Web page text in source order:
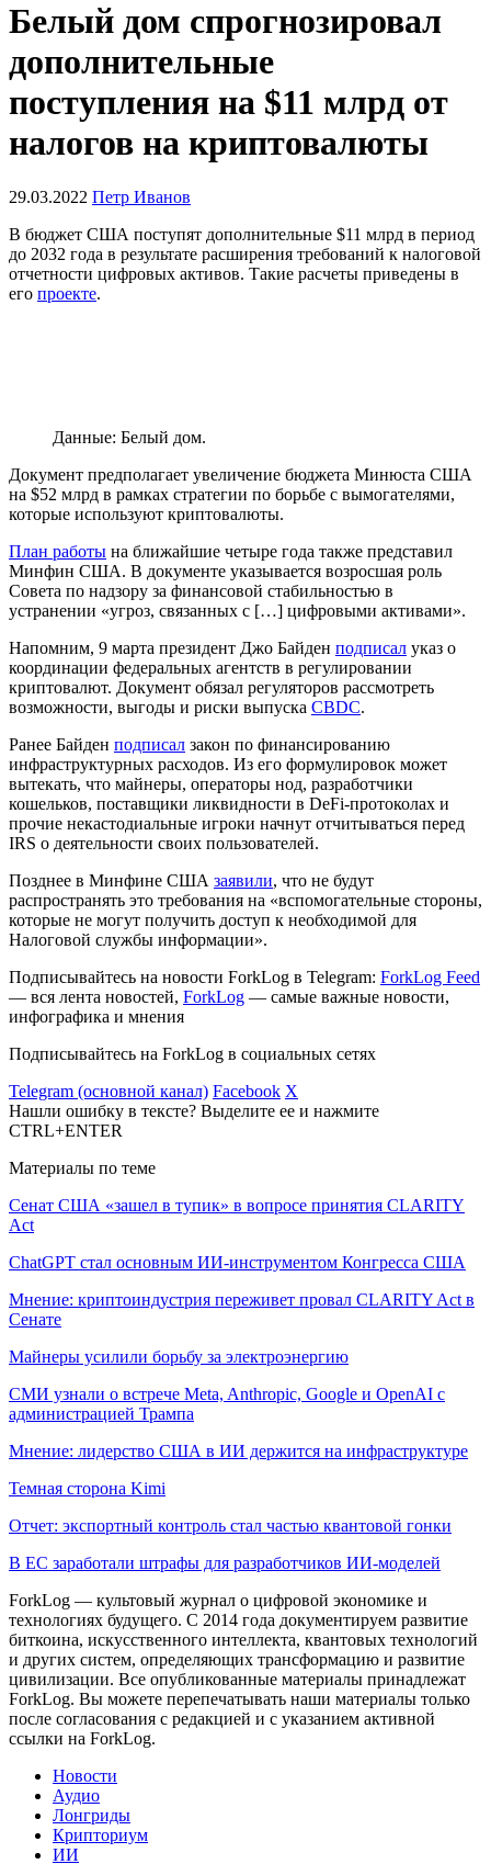
Белый дом спрогнозировал
дополнительные
поступления на $11 млрд от
налогов на криптовалюты
29.03.2022 Петр Иванов
В бюджет США поступят дополнительные $11 млрд в период
до 2032 года в результате расширения требований к налоговой
отчетности цифровых активов. Такие расчеты приведены в
его проекте.
Данные: Белый дом.
Документ предполагает увеличение бюджета Минюста США
на $52 млрд в рамках стратегии по борьбе с вымогателями,
которые используют криптовалюты.
План работы на ближайшие четыре года также представил
Минфин США. В документе указывается возросшая роль
Совета по надзору за финансовой стабильностью в
устранении «угроз, связанных с […] цифровыми активами».
Напомним, 9 марта президент Джо Байден подписал указ о
координации федеральных агентств в регулировании
криптовалют. Документ обязал регуляторов рассмотреть
возможности, выгоды и риски выпуска CBDC.
Ранее Байден подписал закон по финансированию
инфраструктурных расходов. Из его формулировок может
вытекать, что майнеры, операторы нод, разработчики
кошельков, поставщики ликвидности в DeFi-протоколах и
прочие некастодиальные игроки начнут отчитываться перед
IRS о деятельности своих пользователей.
Позднее в Минфине США заявили, что не будут
распространять это требования на «вспомогательные стороны,
которые не могут получить доступ к необходимой для
Налоговой службы информации».
Подписывайтесь на новости ForkLog в Telegram: ForkLog Feed
— вся лента новостей, ForkLog — самые важные новости,
инфографика и мнения
Подписывайтесь на ForkLog в социальных сетях
Telegram (основной канал) Facebook X
Нашли ошибку в тексте? Выделите ее и нажмите
CTRL+ENTER
Материалы по теме
Сенат США «зашел в тупик» в вопросе принятия CLARITY
Act
ChatGPT стал основным ИИ-инструментом Конгресса США
Мнение: криптоиндустрия переживет провал CLARITY Act в
Сенате
Майнеры усилили борьбу за электроэнергию
СМИ узнали о встрече Meta, Anthropic, Google и OpenAI с
администрацией Трампа
Мнение: лидерство США в ИИ держится на инфраструктуре
Темная сторона Kimi
Отчет: экспортный контроль стал частью квантовой гонки
В ЕС заработали штрафы для разработчиков ИИ-моделей
ForkLog — культовый журнал о цифровой экономике и
технологиях будущего. С 2014 года документируем развитие
биткоина, искусственного интеллекта, квантовых технологий
и других систем, определяющих трансформацию и развитие
цивилизации. Все опубликованные материалы принадлежат
ForkLog. Вы можете перепечатывать наши материалы только
после согласования с редакцией и с указанием активной
ссылки на ForkLog.
Новости
Аудио
Лонгриды
Крипториум
ИИ